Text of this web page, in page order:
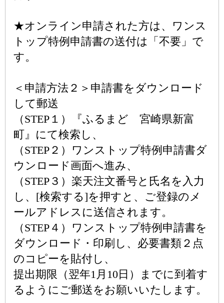
★オンライン申請された方は、ワンス
トップ特例申請書の送付は「不要」で
す。
＜申請方法２＞申請書をダウンロード
して郵送
（STEP１）『ふるまど 宮崎県新富
町』にて検索し、
（STEP２）ワンストップ特例申請書ダ
ウンロード画面へ進み、
（STEP３）楽天注文番号と氏名を入力
し、[検索する]を押すと、ご登録のメ
ールアドレスに送信されます。
（STEP４）ワンストップ特例申請書を
ダウンロード・印刷し、必要書類２点
のコピーを貼付し、
提出期限（翌年1月10日）までに到着す
るようにご郵送をお願いいたします。